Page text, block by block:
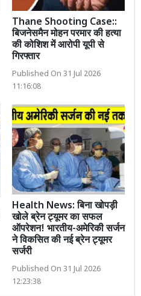
Thane Shooting Case::
बिजनेसमैन मोहन परमार की हत्या
की कोशिश में आरोपी यूपी से
गिरफ्तार
Published On 31 Jul 2026
11:16:08
Health News: बिना खोपड़ी
खोले ब्रेन ट्यूमर का सफल
ऑपरेशन! भारतीय-अमेरिकी सर्जन
ने विकसित की नई ब्रेन ट्यूमर
सर्जरी
Published On 31 Jul 2026
12:23:38